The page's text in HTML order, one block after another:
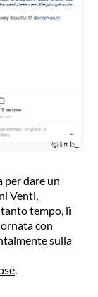
per dare un
Venti,
tempo, lì
con
sulla